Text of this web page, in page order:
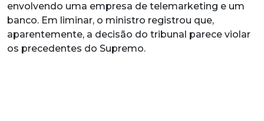
envolvendo uma empresa de telemarketing e um
banco. Em liminar, o ministro registrou que,
aparentemente, a decisão do tribunal parece violar
os precedentes do Supremo.